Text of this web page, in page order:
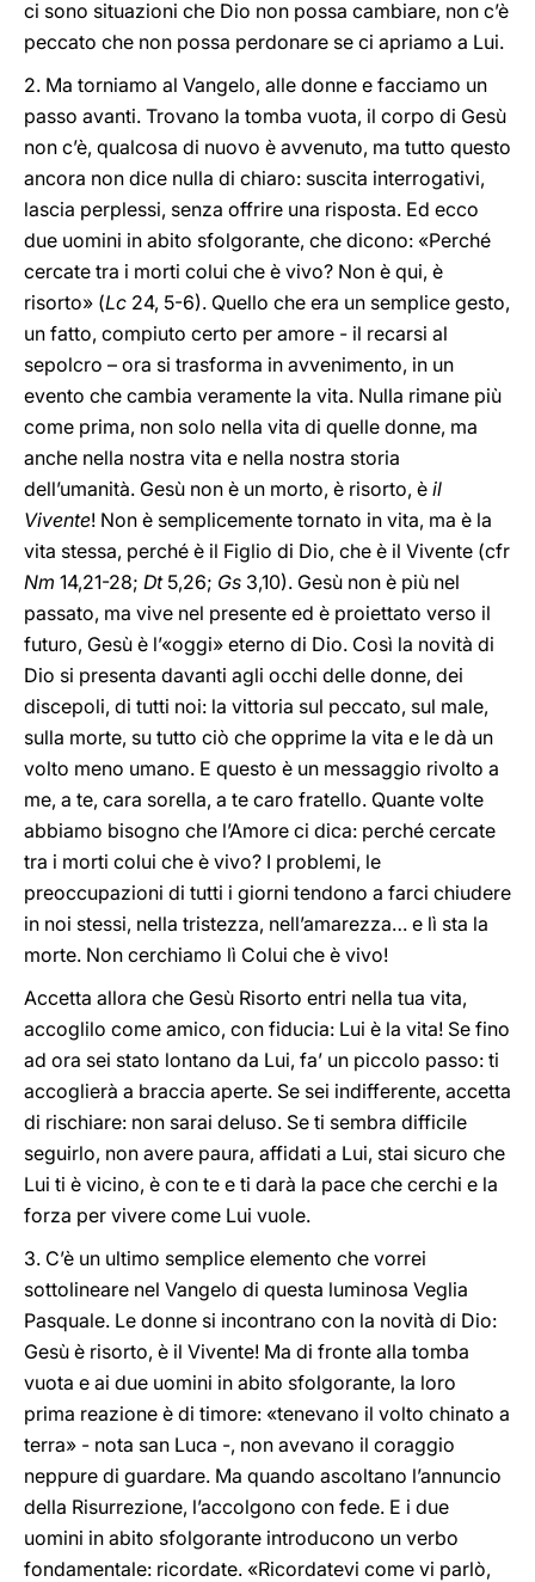
ci sono situazioni che Dio non possa cambiare, non c’è
peccato che non possa perdonare se ci apriamo a Lui.
2. Ma torniamo al Vangelo, alle donne e facciamo un
passo avanti. Trovano la tomba vuota, il corpo di Gesù
non c’è, qualcosa di nuovo è avvenuto, ma tutto questo
ancora non dice nulla di chiaro: suscita interrogativi,
lascia perplessi, senza offrire una risposta. Ed ecco
due uomini in abito sfolgorante, che dicono: «Perché
cercate tra i morti colui che è vivo? Non è qui, è
risorto» (Lc 24, 5-6). Quello che era un semplice gesto,
un fatto, compiuto certo per amore - il recarsi al
sepolcro – ora si trasforma in avvenimento, in un
evento che cambia veramente la vita. Nulla rimane più
come prima, non solo nella vita di quelle donne, ma
anche nella nostra vita e nella nostra storia
dell’umanità. Gesù non è un morto, è risorto, è il
Vivente! Non è semplicemente tornato in vita, ma è la
vita stessa, perché è il Figlio di Dio, che è il Vivente (cfr
Nm 14,21-28; Dt5,26; Gs 3,10). Gesù non è più nel
passato, ma vive nel presente ed è proiettato verso il
futuro, Gesù è l’«oggi» eterno di Dio. Così la novità di
Dio si presenta davanti agli occhi delle donne, dei
discepoli, di tutti noi: la vittoria sul peccato, sul male,
sulla morte, su tutto ciò che opprime la vita e le dà un
volto meno umano. E questo è un messaggio rivolto a
me, a te, cara sorella, a te caro fratello. Quante volte
abbiamo bisogno che l’Amore ci dica: perché cercate
tra i morti colui che è vivo? I problemi, le
preoccupazioni di tutti i giorni tendono a farci chiudere
in noi stessi, nella tristezza, nell’amarezza… e lì sta la
morte. Non cerchiamo lì Colui che è vivo!
Accetta allora che Gesù Risorto entri nella tua vita,
accoglilo come amico, con fiducia: Lui è la vita! Se fino
ad ora sei stato lontano da Lui, fa’ un piccolo passo: ti
accoglierà a braccia aperte. Se sei indifferente, accetta
di rischiare: non sarai deluso. Se ti sembra difficile
seguirlo, non avere paura, affidati a Lui, stai sicuro che
Lui ti è vicino, è con te e ti darà la pace che cerchi e la
forza per vivere come Lui vuole.
3. C’è un ultimo semplice elemento che vorrei
sottolineare nel Vangelo di questa luminosa Veglia
Pasquale. Le donne si incontrano con la novità di Dio:
Gesù è risorto, è il Vivente! Ma di fronte alla tomba
vuota e ai due uomini in abito sfolgorante, la loro
prima reazione è di timore: «tenevano il volto chinato a
terra» - nota san Luca -, non avevano il coraggio
neppure di guardare. Ma quando ascoltano l’annuncio
della Risurrezione, l’accolgono con fede. E i due
uomini in abito sfolgorante introducono un verbo
fondamentale: ricordate. «Ricordatevi come vi parlò,